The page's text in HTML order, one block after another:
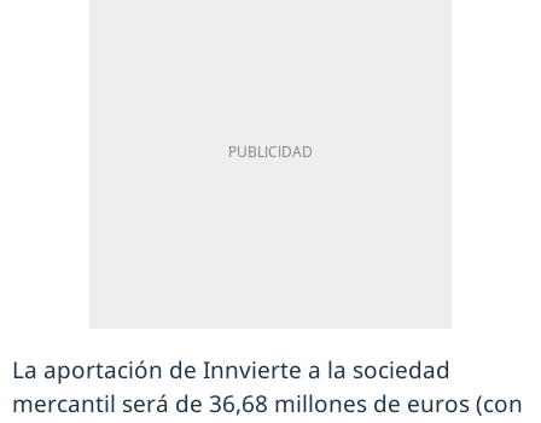
La aportación de Innvierte a la sociedad
mercantil será de 36,68 millones de euros (con